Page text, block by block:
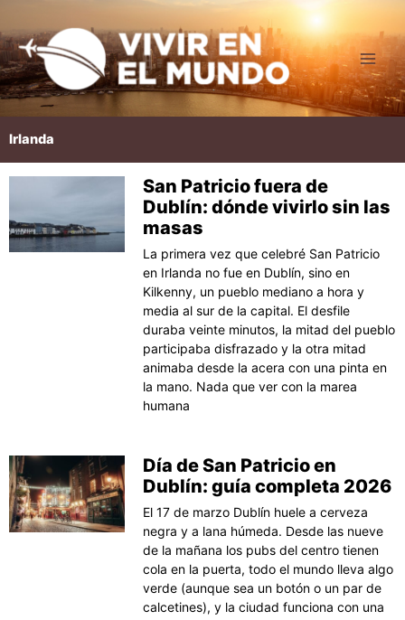
al
contenido
Irlanda
San Patricio fuera de
Dublín: dónde vivirlo sin las
masas
La primera vez que celebré San Patricio
en Irlanda no fue en Dublín, sino en
Kilkenny, un pueblo mediano a hora y
media al sur de la capital. El desfile
duraba veinte minutos, la mitad del pueblo
participaba disfrazado y la otra mitad
animaba desde la acera con una pinta en
la mano. Nada que ver con la marea
humana
Día de San Patricio en
Dublín: guía completa 2026
El 17 de marzo Dublín huele a cerveza
negra y a lana húmeda. Desde las nueve
de la mañana los pubs del centro tienen
cola en la puerta, todo el mundo lleva algo
verde (aunque sea un botón o un par de
calcetines), y la ciudad funciona con una
PáginaPáginaPágina